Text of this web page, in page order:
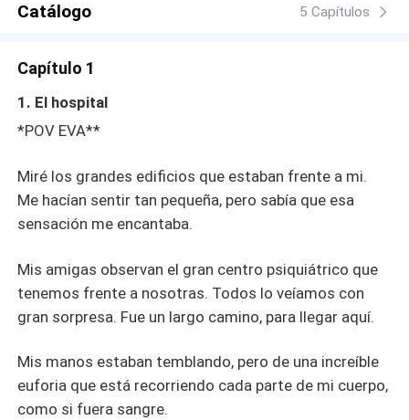
Catálogo 5 Capítulos
Capítulo 1
1. El hospital
*POV EVA**
Miré los grandes edificios que estaban frente a mi.
Me hacían sentir tan pequeña, pero sabía que esa
sensación me encantaba.
Mis amigas observan el gran centro psiquiátrico que
tenemos frente a nosotras. Todos lo veíamos con
gran sorpresa. Fue un largo camino, para llegar aquí.
Mis manos estaban temblando, pero de una increíble
euforia que está recorriendo cada parte de mi cuerpo,
como si fuera sangre.